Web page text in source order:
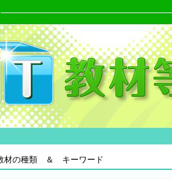
材の種類 ＆ キーワード